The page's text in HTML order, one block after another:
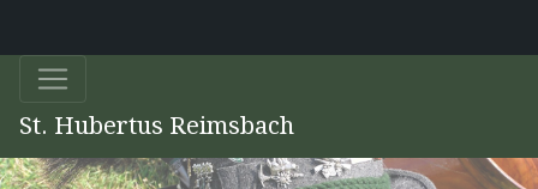
St. Hubertus Reimsbach